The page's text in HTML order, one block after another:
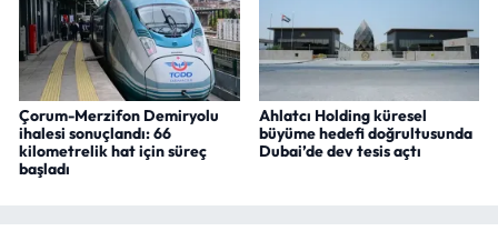
Çorum-Merzifon Demiryolu
ihalesi sonuçlandı: 66
kilometrelik hat için süreç
başladı
Ahlatcı Holding küresel
büyüme hedefi doğrultusunda
Dubai’de dev tesis açtı